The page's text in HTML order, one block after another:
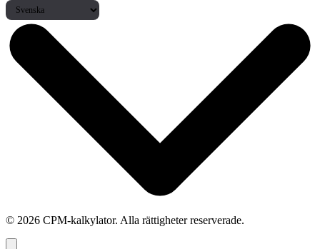
© 2026 CPM-kalkylator. Alla rättigheter reserverade.